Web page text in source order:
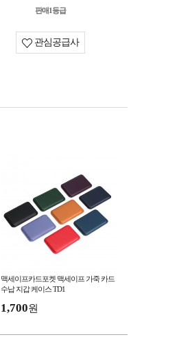
판매1등급
관심공급사
맥세이프카드포켓 맥세이프 가죽 카드
수납 지갑 케이스 TD1
1,700원